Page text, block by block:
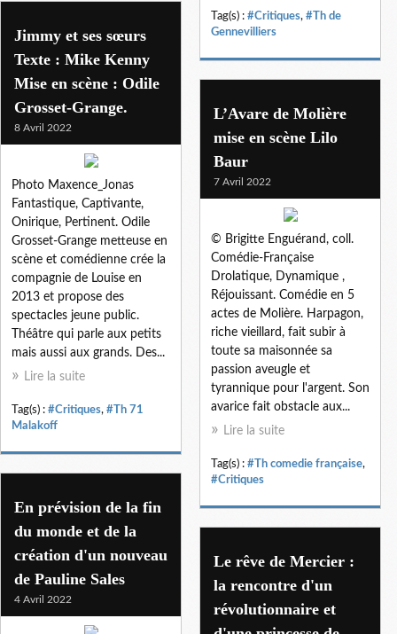
Tag(s) : #Critiques, #Th de
Gennevilliers
Jimmy et ses sœurs
Texte : Mike Kenny
Mise en scène : Odile
Grosset-Grange.
8 Avril 2022
Photo Maxence_Jonas
Fantastique, Captivante,
Onirique, Pertinent. Odile
Grosset-Grange metteuse en
scène et comédienne crée la
compagnie de Louise en
2013 et propose des
spectacles jeune public.
Théâtre qui parle aux petits
mais aussi aux grands. Des...
Lire la suite
Tag(s) : #Critiques, #Th 71
Malakoff
L’Avare de Molière
mise en scène Lilo
Baur
7 Avril 2022
© Brigitte Enguérand, coll.
Comédie-Française
Drolatique, Dynamique ,
Réjouissant. Comédie en 5
actes de Molière. Harpagon,
riche vieillard, fait subir à
toute sa maisonnée sa
passion aveugle et
tyrannique pour l'argent. Son
avarice fait obstacle aux...
Lire la suite
Tag(s) : #Th comedie française,
#Critiques
En prévision de la fin
du monde et de la
création d'un nouveau
de Pauline Sales
4 Avril 2022
Le rêve de Mercier :
la rencontre d'un
révolutionnaire et